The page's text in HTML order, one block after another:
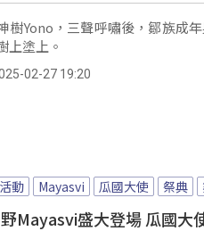
樹Yono，三聲呼嘯後，鄒族成
上塗上。
02-27 19:20
動 Mayasvi 瓜國大使 祭典
Mayasvi盛大登場 瓜國大